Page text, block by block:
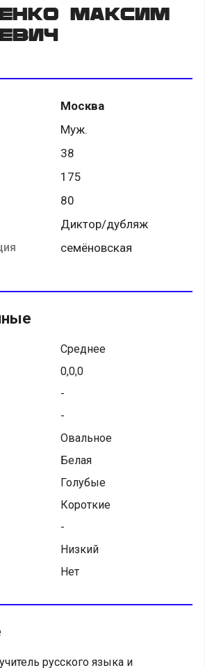
Максим
Москва
Муж.
38
175
80
Диктор/дубляж
семёновская
Среднее
0,0,0
-
-
Овальное
Белая
Голубые
Короткие
-
Низкий
Нет
русского языка и